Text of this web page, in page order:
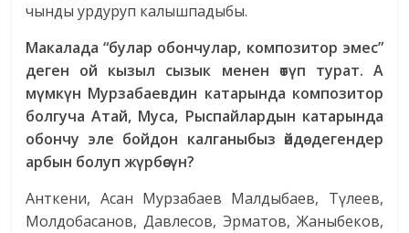
чынды урдуруп калышпадыбы.
Макалада “булар обончулар, композитор эмес”
деген ой кызыл сызык менен өтүп турат. А
мүмкүн Мурзабаевдин катарында композитор
болгуча Атай, Муса, Рыспайлардын катарында
обончу эле бойдон калганыбыз өйдө дегендер
арбын болуп жүрбөсүн?
Анткени, Асан Мурзабаев Малдыбаев, Түлеев,
Молдобасанов, Давлесов, Эрматов, Жаныбеков,